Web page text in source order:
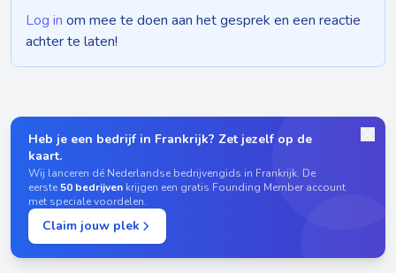
Log in om mee te doen aan het gesprek en een reactie
achter te laten!
Heb je een bedrijf in Frankrijk? Zet jezelf op de
kaart.
Wij lanceren dé Nederlandse bedrijvengids in Frankrijk. De
eerste50 bedrijven krijgen een gratis Founding Member account
met speciale voordelen.
Claim jouw plek